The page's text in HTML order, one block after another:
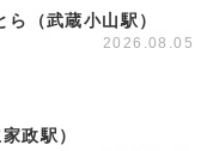
（武蔵小山駅）
2026.08.05
政駅）